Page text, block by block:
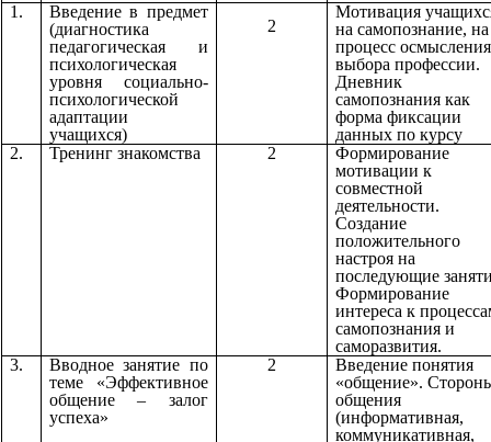
1.
Введение в предмет
(диагностика
педагогическая и
психологическая
уровня социально-
психологической
адаптации
учащихся)
2
Мотивация
на самопознание, на
процесс осмысления
выбора профессии.
Дневник
самопознания как
форма фиксации
данных по курсу
2.
Тренинг знакомства 2
Формирование
мотивации к
совместной
деятельности.
Создание
положительного
настроя на
последующие
Формирование
интереса к
самопознания и
саморазвития.
3.
Вводное занятие по
теме «Эффективное
общение – залог
успеха»
2
Введение понятия
«общение».
общения
(информативная,
коммуникативная,